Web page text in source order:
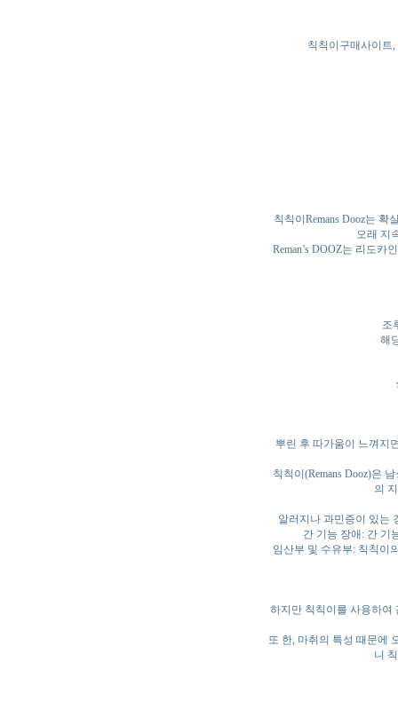
칙칙이구매사이트
칙칙이Remans Dooz는
오래 지
Reman’s DOOZ는 리도
조
해
뿌린 후 따가움이 느껴지
칙칙이(Remans Dooz)은
의
알러지나 과민증이 있는
간 기능 장애: 간 기
임산부 및 수유부: 칙칙이
하지만 칙칙이를 사용하여
또 한, 마취의 특성 때문에
니